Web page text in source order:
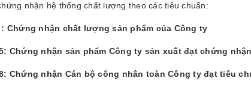
nhận hệ thống chất lượng theo các tiêu chuẩn:
: Chứng nhận chất lượng sản phẩm của Công ty
Chứng nhận sản phẩm Công ty sản xuất đạt chứng
Chứng nhận Cán bộ công nhân toàn Công ty đạt tiêu